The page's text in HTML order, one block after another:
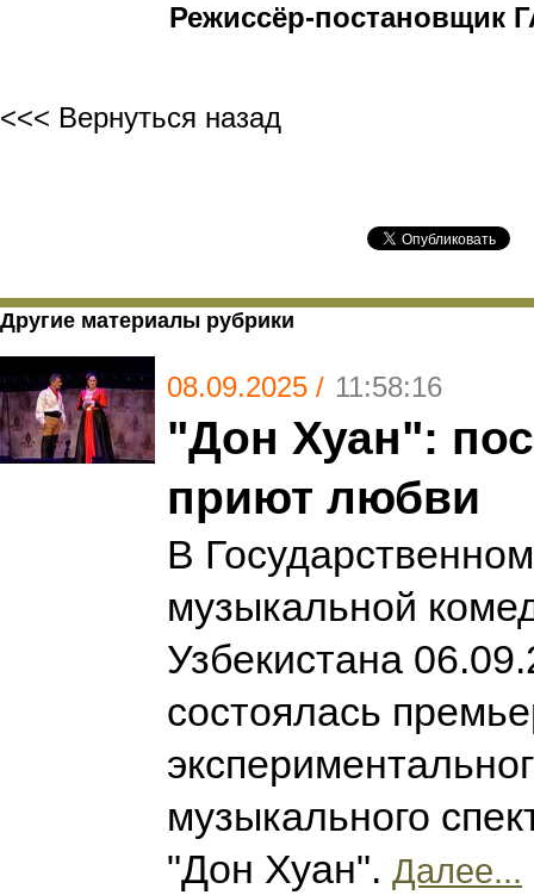
Режиссёр-постановщик
<<< Вернуться назад
Другие материалы рубрики
08.09.2025 / 11:58:16
"Дон Хуан":
приют любви
В
музыкальной
Узбекистана
состоялась
музыкального
"Дон Хуан". Далее...